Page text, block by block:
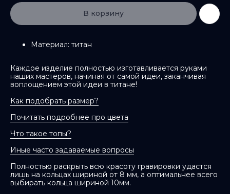
В корзину
Материал: титан
Каждое изделие полностью изготавливается руками
наших мастеров, начиная от самой идеи, заканчивая
воплощением этой идеи в титане!
Как подобрать размер?
Почитать подробнее про цвета
Что такое топы?
Иные часто задаваемые вопросы
Полностью раскрыть всю красоту гравировки удастся
лишь на кольцах шириной от 8 мм, а оптимальнее всего
выбирать кольца шириной 10мм.